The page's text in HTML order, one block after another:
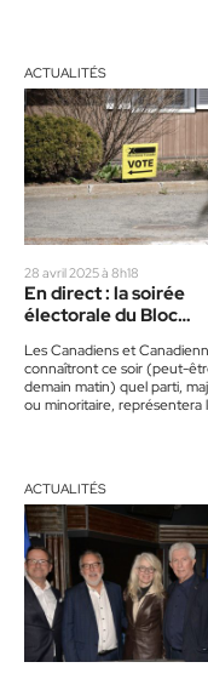
ACTUALITÉS
28 avril 2025 à 8h18
En direct : la soirée
électorale du Bloc
du-Nord
Les Canadiens et
connaîtront ce soir (peut-
demain matin) quel parti,
ou minoritaire, représentera
ACTUALITÉS